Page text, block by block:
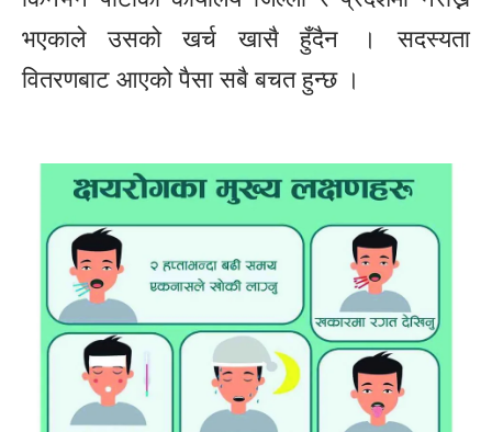
भएकाले उसको खर्च खासै हुँदैन । सदस्यता
वितरणबाट आएको पैसा सबै बचत हुन्छ ।